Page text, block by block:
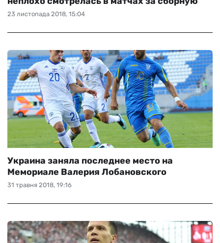
23 листопада 2018, 15:04
31 травня 2018, 19:16
Украина заняла последнее место на
Мемориале Валерия Лобановского